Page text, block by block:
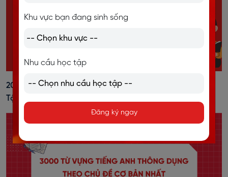
20+ Cách Đánh Trọng Âm Tiếng Anh Dễ Nhớ, Kèm Bài
Tập Vận Dụng
Khu vực bạn đang sinh sống
Nhu cầu học tập
Đăng ký ngay